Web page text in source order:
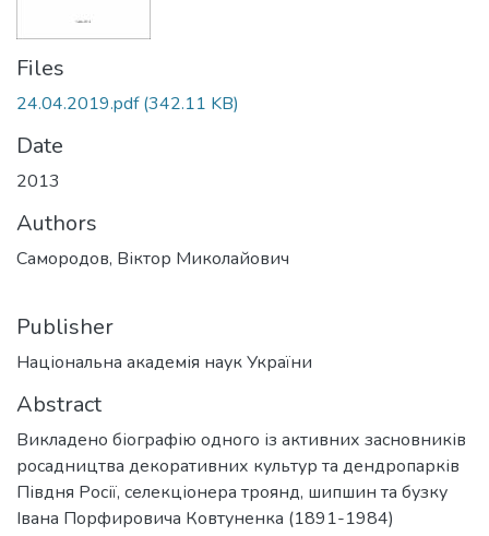
Files
24.04.2019.pdf(342.11 KB)
Date
2013
Authors
Самородов, Віктор Миколайович
Publisher
Національна академія наук України
Abstract
Викладено біографію одного із активних засновників
росадництва декоративних культур та дендропарків
Півдня Росії, селекціонера троянд, шипшин та бузку
Івана Порфировича Ковтуненка (1891-1984)